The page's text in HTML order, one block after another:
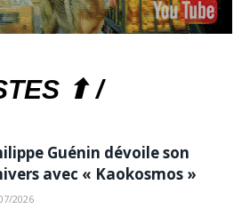
⬆ /
Guénin dévoile son
avec « Kaokosmos »
2026